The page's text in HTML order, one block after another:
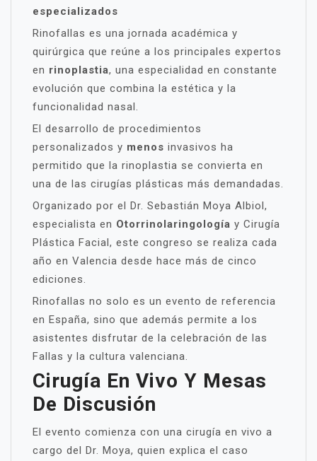
especializados
Rinofallas es una jornada académica y
quirúrgica que reúne a los principales expertos
en rinoplastia, una especialidad en constante
evolución que combina la estética y la
funcionalidad nasal.
El desarrollo de procedimientos
personalizados y menos invasivos ha
permitido que la rinoplastia se convierta en
una de las cirugías plásticas más demandadas.
Organizado por el Dr. Sebastián Moya Albiol,
especialista en Otorrinolaringología y Cirugía
Plástica Facial, este congreso se realiza cada
año en Valencia desde hace más de cinco
ediciones.
Rinofallas no solo es un evento de referencia
en España, sino que además permite a los
asistentes disfrutar de la celebración de las
Fallas y la cultura valenciana.
Cirugía En Vivo Y Mesas
De Discusión
El evento comienza con una cirugía en vivo a
cargo del Dr. Moya, quien explica el caso